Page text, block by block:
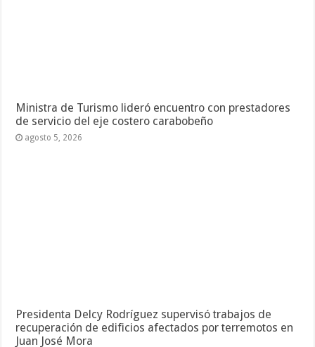
Ministra de Turismo lideró encuentro con prestadores
de servicio del eje costero carabobeño
agosto 5, 2026
Presidenta Delcy Rodríguez supervisó trabajos de
recuperación de edificios afectados por terremotos en
Juan José Mora